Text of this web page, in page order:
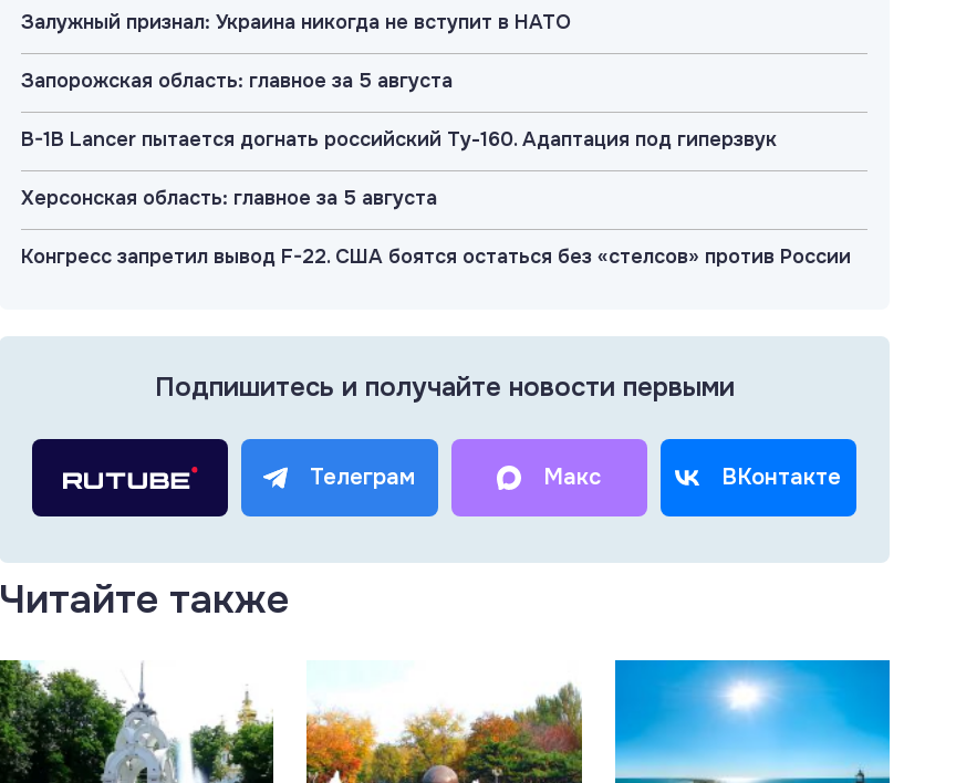
Залужный признал: Украина никогда не вступит в НАТО
Запорожская область: главное за 5 августа
B-1B Lancer пытается догнать российский Ту-160. Адаптация под гиперзвук
Херсонская область: главное за 5 августа
Конгресс запретил вывод F-22. США боятся остаться без «стелсов» против России
Подпишитесь и получайте новости первыми
Телеграм Макс ВКонтакте
Читайте также